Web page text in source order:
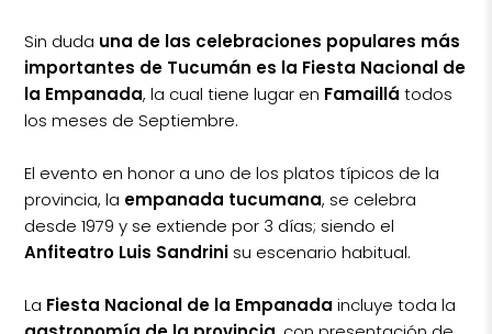
Sin duda una de las celebraciones populares más
importantes de Tucumán es la Fiesta Nacional de
la Empanada, la cual tiene lugar en Famaillá todos
los meses de Septiembre.
El evento en honor a uno de los platos típicos de la
provincia, la empanada tucumana, se celebra
desde 1979 y se extiende por 3 días; siendo el
Anfiteatro Luis Sandrini su escenario habitual.
La Fiesta Nacional de la Empanada incluye toda la